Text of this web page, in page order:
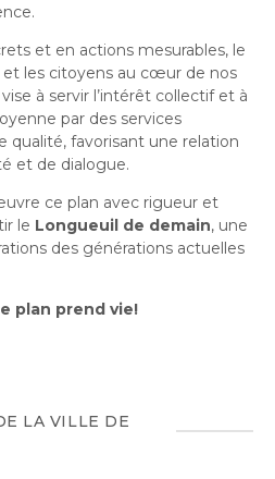
et en actions mesurables, le
et les citoyens au cœur de nos
à servir l’intérêt collectif et à
par des services
qualité, favorisant une relation
et de dialogue.
ce plan avec rigueur et
le Longueuil de demain, une
des générations actuelles
plan prend vie!
LA VILLE DE